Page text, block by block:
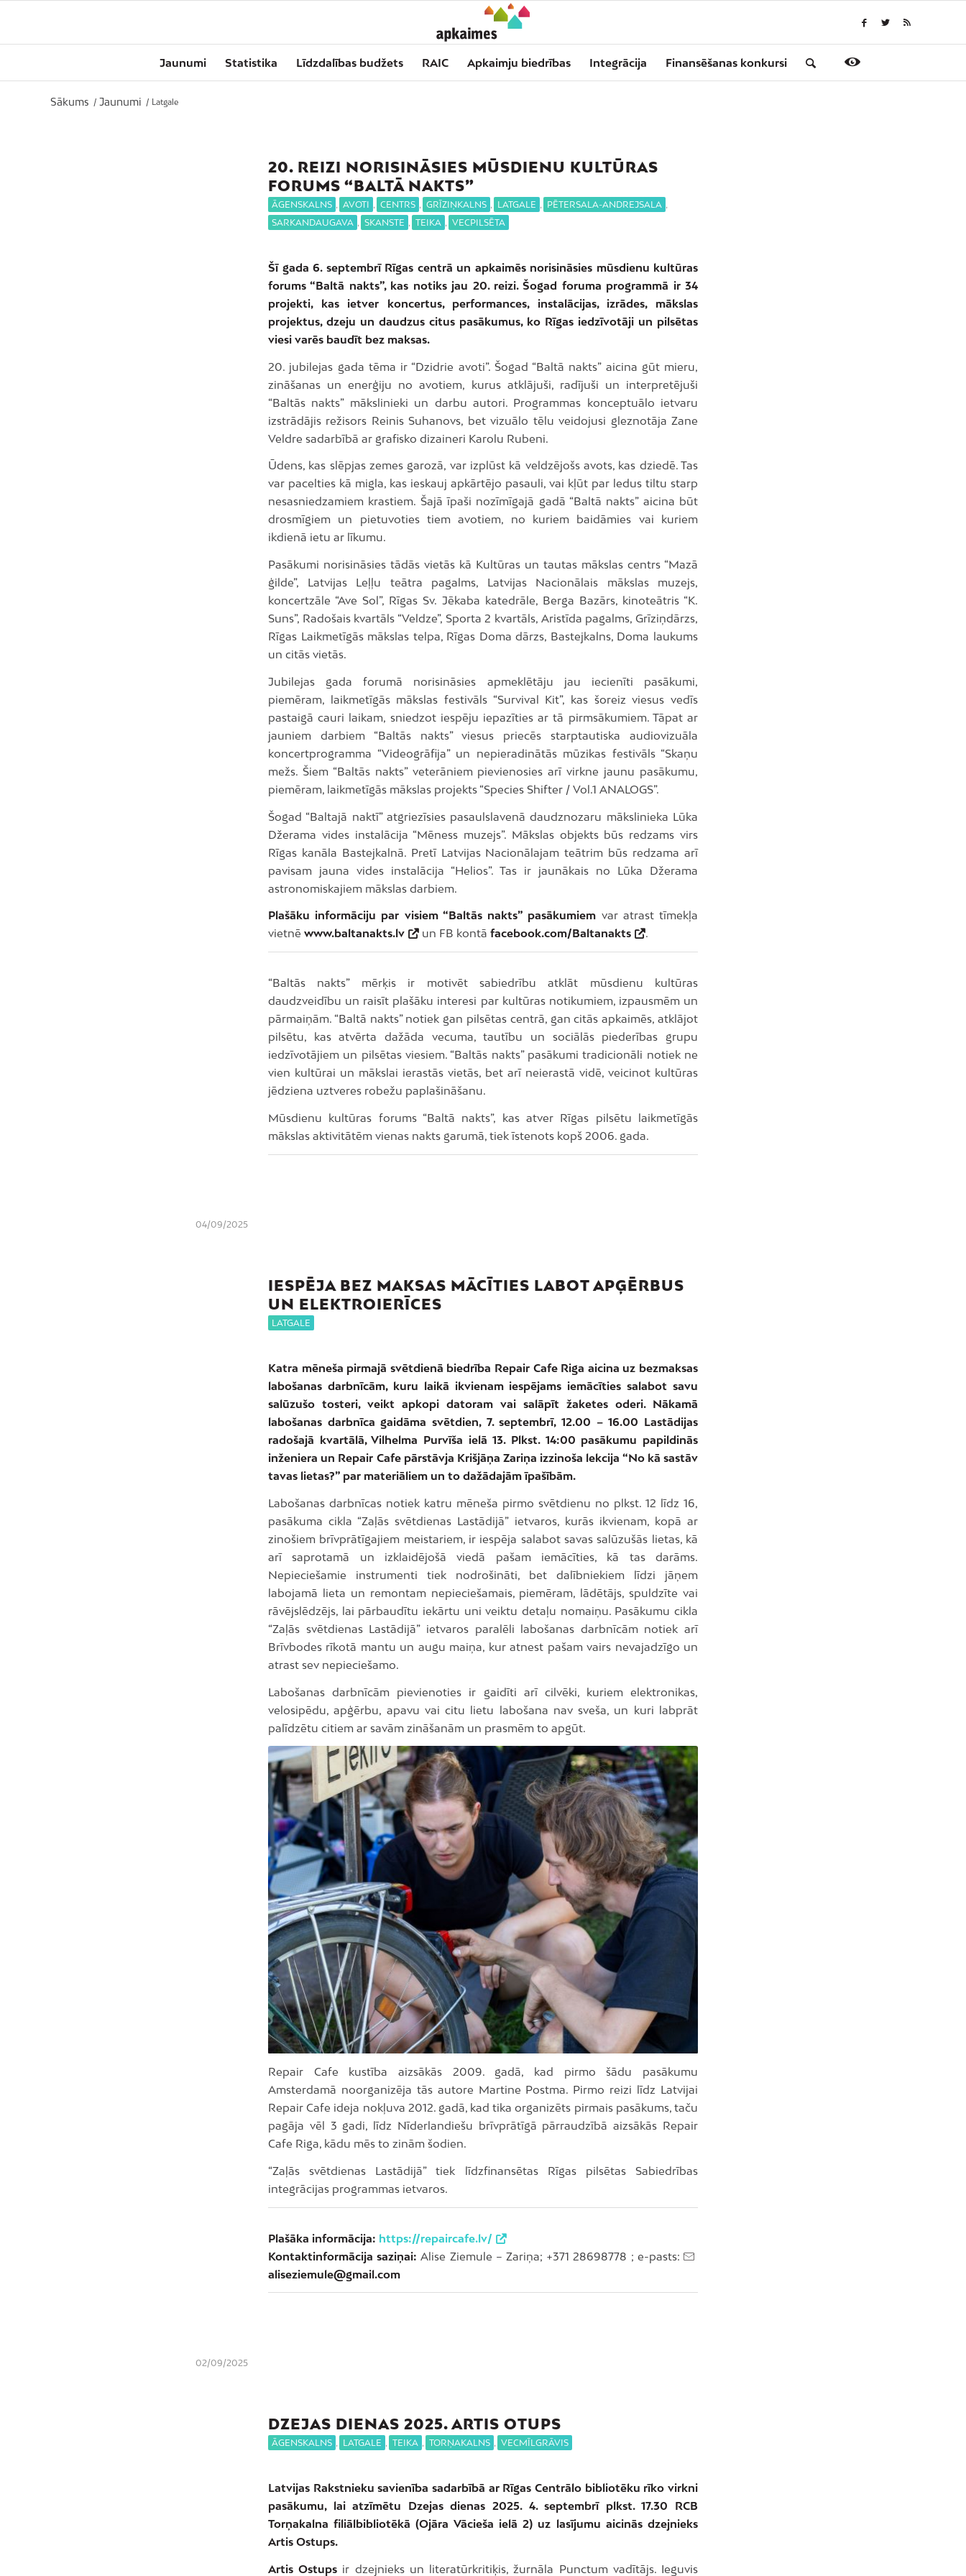
Jaunumi Statistika Līdzdalības budžets RAIC Apkaimju biedrības Integrācija Finansēšanas konkursi
Sākums / Jaunumi / Latgale
20. REIZI NORISINĀSIES MŪSDIENU KULTŪRAS
FORUMS “BALTĀ NAKTS”
ĀGENSKALNS , AVOTI , CENTRS , GRĪZIŅKALNS , LATGALE , PĒTERSALA-ANDREJSALA ,
SARKANDAUGAVA , SKANSTE , TEIKA , VECPILSĒTA
Šī gada 6. septembrī Rīgas centrā un apkaimēs norisināsies mūsdienu kultūras
forums “Baltā nakts”, kas notiks jau 20. reizi. Šogad foruma programmā ir 34
projekti, kas ietver koncertus, performances, instalācijas, izrādes, mākslas
projektus, dzeju un daudzus citus pasākumus, ko Rīgas iedzīvotāji un pilsētas
viesi varēs baudīt bez maksas.
20. jubilejas gada tēma ir “Dzidrie avoti”. Šogad “Baltā nakts” aicina gūt mieru,
zināšanas un enerģiju no avotiem, kurus atklājuši, radījuši un interpretējuši
“Baltās nakts” mākslinieki un darbu autori. Programmas konceptuālo ietvaru
izstrādājis režisors Reinis Suhanovs, bet vizuālo tēlu veidojusi gleznotāja Zane
Veldre sadarbībā ar grafisko dizaineri Karolu Rubeni.
Ūdens, kas slēpjas zemes garozā, var izplūst kā veldzējošs avots, kas dziedē. Tas
var pacelties kā migla, kas ieskauj apkārtējo pasauli, vai kļūt par ledus tiltu starp
nesasniedzamiem krastiem. Šajā īpaši nozīmīgajā gadā “Baltā nakts” aicina būt
drosmīgiem un pietuvoties tiem avotiem, no kuriem baidāmies vai kuriem
ikdienā ietu ar līkumu.
Pasākumi norisināsies tādās vietās kā Kultūras un tautas mākslas centrs “Mazā
ģilde”, Latvijas Leļļu teātra pagalms, Latvijas Nacionālais mākslas muzejs,
koncertzāle “Ave Sol”, Rīgas Sv. Jēkaba katedrāle, Berga Bazārs, kinoteātris “K.
Suns”, Radošais kvartāls “Veldze”, Sporta 2 kvartāls, Aristīda pagalms, Grīziņdārzs,
Rīgas Laikmetīgās mākslas telpa, Rīgas Doma dārzs, Bastejkalns, Doma laukums
un citās vietās.
Jubilejas gada forumā norisināsies apmeklētāju jau iecienīti pasākumi,
piemēram, laikmetīgās mākslas festivāls “Survival Kit”, kas šoreiz viesus vedīs
pastaigā cauri laikam, sniedzot iespēju iepazīties ar tā pirmsākumiem. Tāpat ar
jauniem darbiem “Baltās nakts” viesus priecēs starptautiska audiovizuāla
koncertprogramma “Videogrāfija” un nepieradinātās mūzikas festivāls “Skaņu
mežs. Šiem “Baltās nakts” veterāniem pievienosies arī virkne jaunu pasākumu,
piemēram, laikmetīgās mākslas projekts “Species Shifter / Vol.1 ANALOGS”.
Šogad “Baltajā naktī” atgriezīsies pasaulslavenā daudznozaru mākslinieka Lūka
Džerama vides instalācija “Mēness muzejs”. Mākslas objekts būs redzams virs
Rīgas kanāla Bastejkalnā. Pretī Latvijas Nacionālajam teātrim būs redzama arī
pavisam jauna vides instalācija “Helios”. Tas ir jaunākais no Lūka Džerama
astronomiskajiem mākslas darbiem.
Plašāku informāciju par visiem “Baltās nakts” pasākumiem var atrast tīmekļa
vietnē www.baltanakts.lv un FB kontā facebook.com/Baltanakts .
“Baltās nakts” mērķis ir motivēt sabiedrību atklāt mūsdienu kultūras
daudzveidību un raisīt plašāku interesi par kultūras notikumiem, izpausmēm un
pārmaiņām. “Baltā nakts” notiek gan pilsētas centrā, gan citās apkaimēs, atklājot
pilsētu, kas atvērta dažāda vecuma, tautību un sociālās piederības grupu
iedzīvotājiem un pilsētas viesiem. “Baltās nakts” pasākumi tradicionāli notiek ne
vien kultūrai un mākslai ierastās vietās, bet arī neierastā vidē, veicinot kultūras
jēdziena uztveres robežu paplašināšanu.
Mūsdienu kultūras forums “Baltā nakts”, kas atver Rīgas pilsētu laikmetīgās
mākslas aktivitātēm vienas nakts garumā, tiek īstenots kopš 2006. gada.
04/09/2025
IESPĒJA BEZ MAKSAS MĀCĪTIES LABOT APĢĒRBUS
UN ELEKTROIERĪCES
LATGALE
Katra mēneša pirmajā svētdienā biedrība Repair Cafe Riga aicina uz bezmaksas
labošanas darbnīcām, kuru laikā ikvienam iespējams iemācīties salabot savu
salūzušo tosteri, veikt apkopi datoram vai salāpīt žaketes oderi. Nākamā
labošanas darbnīca gaidāma svētdien, 7. septembrī, 12.00 – 16.00 Lastādijas
radošajā kvartālā, Vilhelma Purvīša ielā 13. Plkst. 14:00 pasākumu papildinās
inženiera un Repair Cafe pārstāvja Krišjāņa Zariņa izzinoša lekcija “No kā sastāv
tavas lietas?” par materiāliem un to dažādajām īpašībām.
Labošanas darbnīcas notiek katru mēneša pirmo svētdienu no plkst. 12 līdz 16,
pasākuma cikla “Zaļās svētdienas Lastādijā” ietvaros, kurās ikvienam, kopā ar
zinošiem brīvprātīgajiem meistariem, ir iespēja salabot savas salūzušās lietas, kā
arī saprotamā un izklaidējošā viedā pašam iemācīties, kā tas darāms.
Nepieciešamie instrumenti tiek nodrošināti, bet dalībniekiem līdzi jāņem
labojamā lieta un remontam nepieciešamais, piemēram, lādētājs, spuldzīte vai
rāvējslēdzējs, lai pārbaudītu iekārtu uni veiktu detaļu nomaiņu. Pasākumu cikla
“Zaļās svētdienas Lastādijā” ietvaros paralēli labošanas darbnīcām notiek arī
Brīvbodes rīkotā mantu un augu maiņa, kur atnest pašam vairs nevajadzīgo un
atrast sev nepieciešamo.
Labošanas darbnīcām pievienoties ir gaidīti arī cilvēki, kuriem elektronikas,
velosipēdu, apģērbu, apavu vai citu lietu labošana nav sveša, un kuri labprāt
palīdzētu citiem ar savām zināšanām un prasmēm to apgūt.
Repair Cafe kustība aizsākās 2009. gadā, kad pirmo šādu pasākumu
Amsterdamā noorganizēja tās autore Martine Postma. Pirmo reizi līdz Latvijai
Repair Cafe ideja nokļuva 2012. gadā, kad tika organizēts pirmais pasākums, taču
pagāja vēl 3 gadi, līdz Nīderlandiešu brīvprātīgā pārraudzībā aizsākās Repair
Cafe Riga, kādu mēs to zinām šodien.
“Zaļās svētdienas Lastādijā” tiek līdzfinansētas Rīgas pilsētas Sabiedrības
integrācijas programmas ietvaros.
Plašāka informācija: https://repaircafe.lv/
Kontaktinformācija saziņai: Alise Ziemule – Zariņa; +371 28698778 ; e-pasts:
aliseziemule@gmail.com
02/09/2025
DZEJAS DIENAS 2025. ARTIS OTUPS
ĀGENSKALNS , LATGALE , TEIKA , TORŅAKALNS , VECMĪLGRĀVIS
Latvijas Rakstnieku savienība sadarbībā ar Rīgas Centrālo bibliotēku rīko virkni
pasākumu, lai atzīmētu Dzejas dienas 2025. 4. septembrī plkst. 17.30 RCB
Torņakalna filiālbibliotēkā (Ojāra Vācieša ielā 2) uz lasījumu aicinās dzejnieks
Artis Ostups.
Artis Ostups ir dzejnieks un literatūrkritiķis, žurnāla Punctum vadītājs. Ieguvis